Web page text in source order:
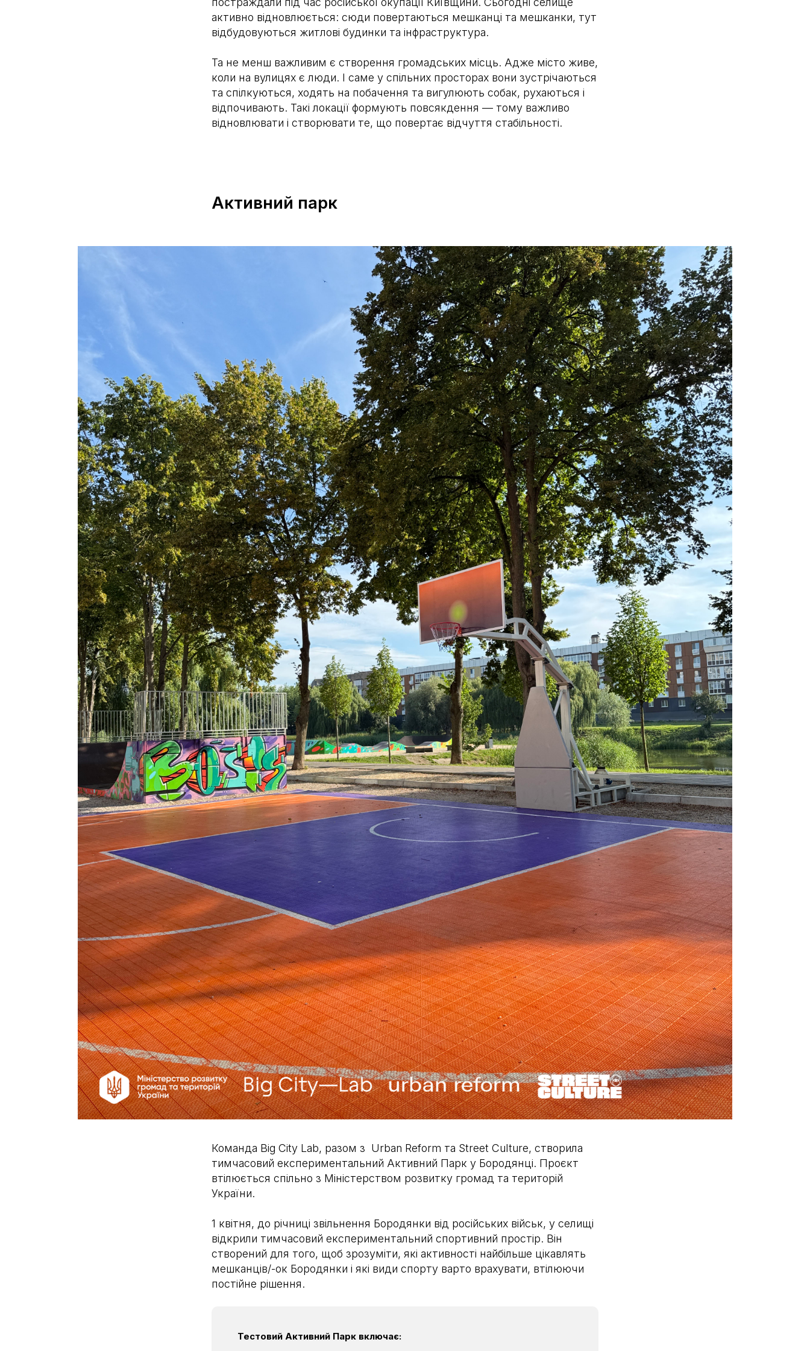
активно відновлюється: сюди повертаються мешканці та мешканки, тут
відбудовуються житлові будинки та інфраструктура.
Та не менш важливим є створення громадських місць. Адже місто живе,
коли на вулицях є люди. І саме у спільних просторах вони зустрічаються
та спілкуються, ходять на побачення та вигулюють собак, рухаються і
відпочивають. Такі локації формують повсякдення — тому важливо
відновлювати і створювати те, що повертає відчуття стабільності.
Активний парк
Команда Big City Lab, разом з Urban Reform та Street Culture, створила
тимчасовий експериментальний Активний Парк у Бородянці. Проєкт
втілюється спільно з Міністерством розвитку громад та територій
України.
1 квітня, до річниці звільнення Бородянки від російських військ, у селищі
відкрили тимчасовий експериментальний спортивний простір. Він
створений для того, щоб зрозуміти, які активності найбільше цікавлять
мешканців/-ок Бородянки і які види спорту варто врахувати, втілюючи
постійне рішення.
Тестовий Активний Парк включає: